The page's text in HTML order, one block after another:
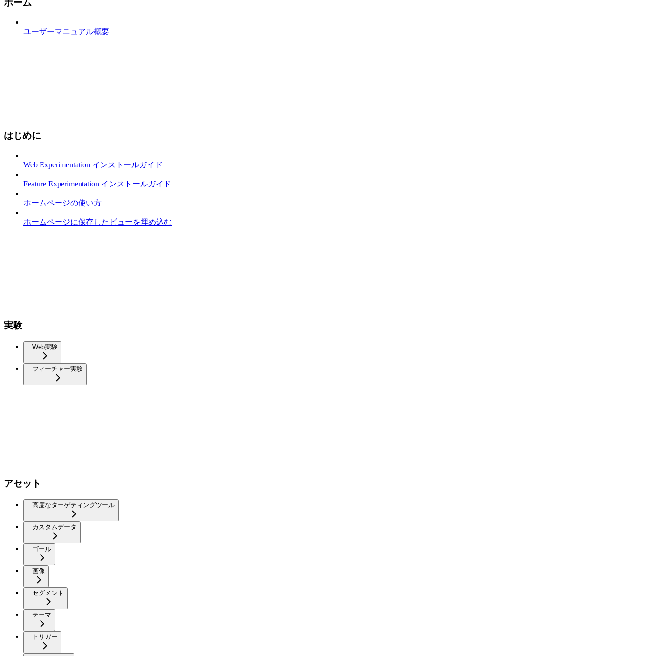
ホーム
ユーザーマニュアル概要
はじめに
Web Experimentation インストールガイド
Feature Experimentation インストールガイド
ホームページの使い方
ホームページに保存したビューを埋め込む
実験
Web実験
フィーチャー実験
アセット
高度なターゲティングツール
カスタムデータ
ゴール
画像
セグメント
テーマ
トリガー